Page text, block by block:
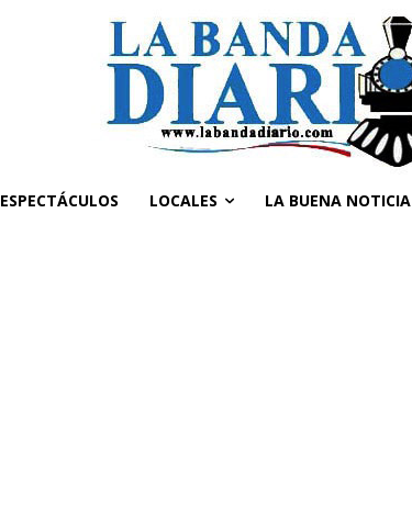
ESPECTÁCULOS LOCALES LA BUENA NOTICIA